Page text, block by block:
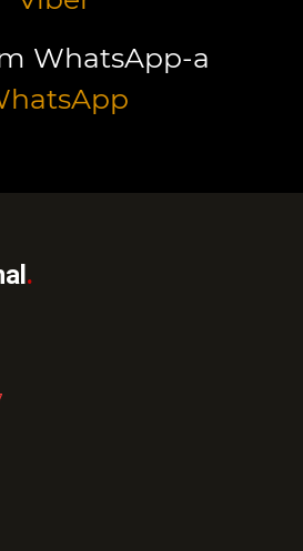
WhatsApp-a
.